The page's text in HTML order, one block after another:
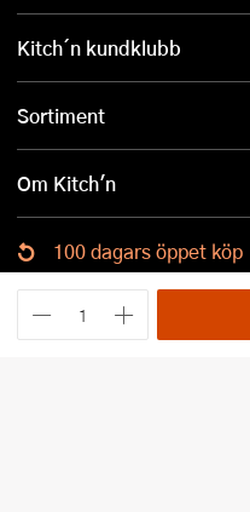
Kitch´n kundklubb
Sortiment
Om Kitch'n
100 dagars öppet köp
Ladda ned Kitch´n-